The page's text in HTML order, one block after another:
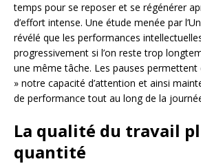
temps pour se reposer et se régénérer
d’effort intense. Une étude menée par
révélé que les performances
progressivement si l’on reste trop
une même tâche. Les pauses permettent
» notre capacité d’attention et ainsi
de performance tout au long de la
La qualité du travail
quantité